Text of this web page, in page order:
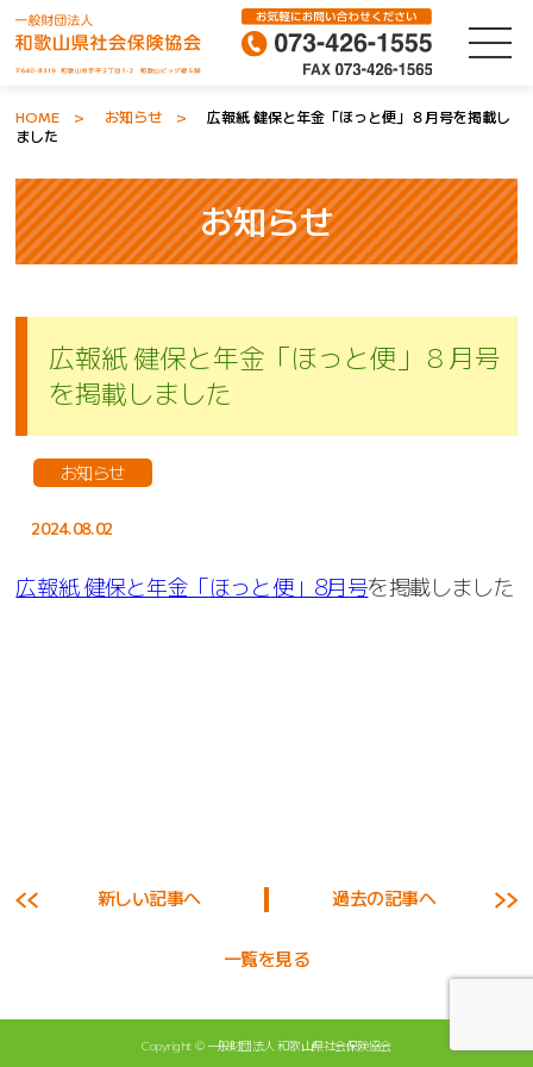
HOME お知らせ
広報紙 健保と年金「ほっと便」８月号を掲載し
ました
お知らせ
広報紙 健保と年金「ほっと便」８月号
を掲載しました
お知らせ
2024.08.02
広報紙 健保と年金「ほっと便」8月号を掲載しました
新しい記事へ
一覧を見る
過去の記事へ
Copyright © 一般財団法人 和歌山県社会保険協会